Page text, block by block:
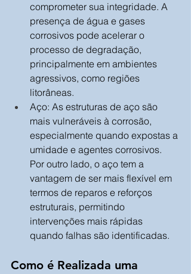
comprometer sua integridade. A
presença de água e gases
corrosivos pode acelerar o
processo de degradação,
principalmente em ambientes
agressivos, como regiões
litorâneas.
Aço: As estruturas de aço são
mais vulneráveis à corrosão,
especialmente quando expostas a
umidade e agentes corrosivos.
Por outro lado, o aço tem a
vantagem de ser mais flexível em
termos de reparos e reforços
estruturais, permitindo
intervenções mais rápidas
quando falhas são identificadas.
Como é Realizada uma